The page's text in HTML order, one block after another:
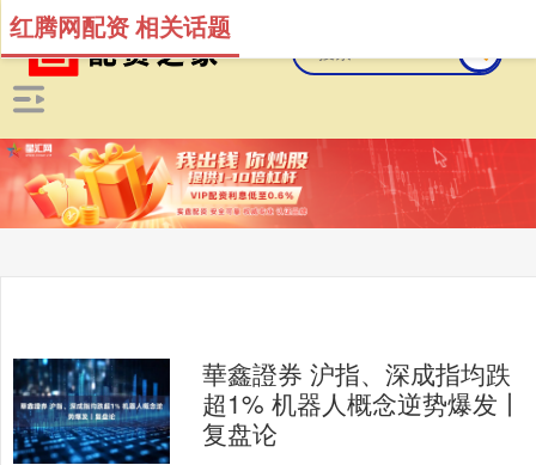
红腾网配资 相关话题
華鑫證券 沪指、深成指均跌
超1% 机器人概念逆势爆发丨
复盘论